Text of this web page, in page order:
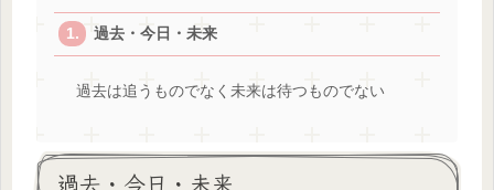
過去・今日・未来
過去は追うものでなく未来は待つものでない
過去・今日・未来